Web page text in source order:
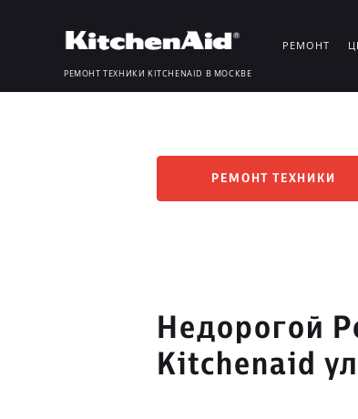
РЕМОНТ ТЕХНИКИ KITCHENAID В МОСКВЕ
РЕМОНТ
РЕМОНТ ТЕХНИКИ
Недорогой
Kitchenaid